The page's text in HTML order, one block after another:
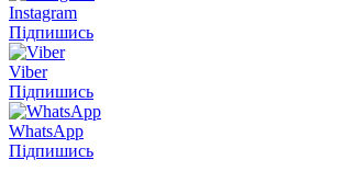
Instagram
Підпишись
Viber
Підпишись
WhatsApp
Підпишись